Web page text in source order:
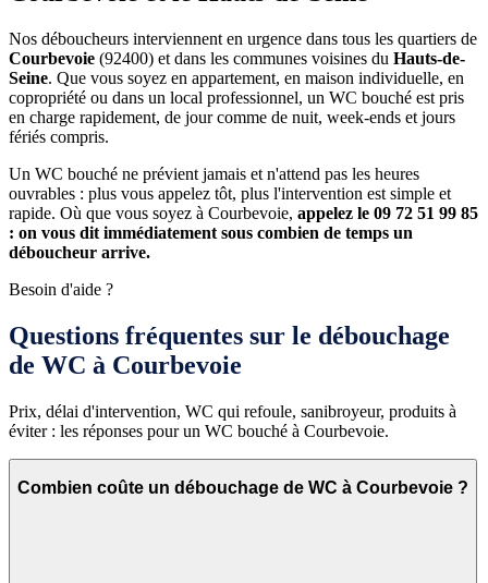
Nos déboucheurs interviennent en urgence dans tous les quartiers de
Courbevoie (92400) et dans les communes voisines du Hauts-de-
Seine. Que vous soyez en appartement, en maison individuelle, en
copropriété ou dans un local professionnel, un WC bouché est pris
en charge rapidement, de jour comme de nuit, week-ends et jours
fériés compris.
Un WC bouché ne prévient jamais et n'attend pas les heures
ouvrables : plus vous appelez tôt, plus l'intervention est simple et
rapide. Où que vous soyez à Courbevoie, appelez le 09 72 51 99 85
: on vous dit immédiatement sous combien de temps un
déboucheur arrive.
Besoin d'aide ?
Questions fréquentes sur le débouchage
de WC à Courbevoie
Prix, délai d'intervention, WC qui refoule, sanibroyeur, produits à
éviter : les réponses pour un WC bouché à Courbevoie.
Combien coûte un débouchage de WC à Courbevoie ?